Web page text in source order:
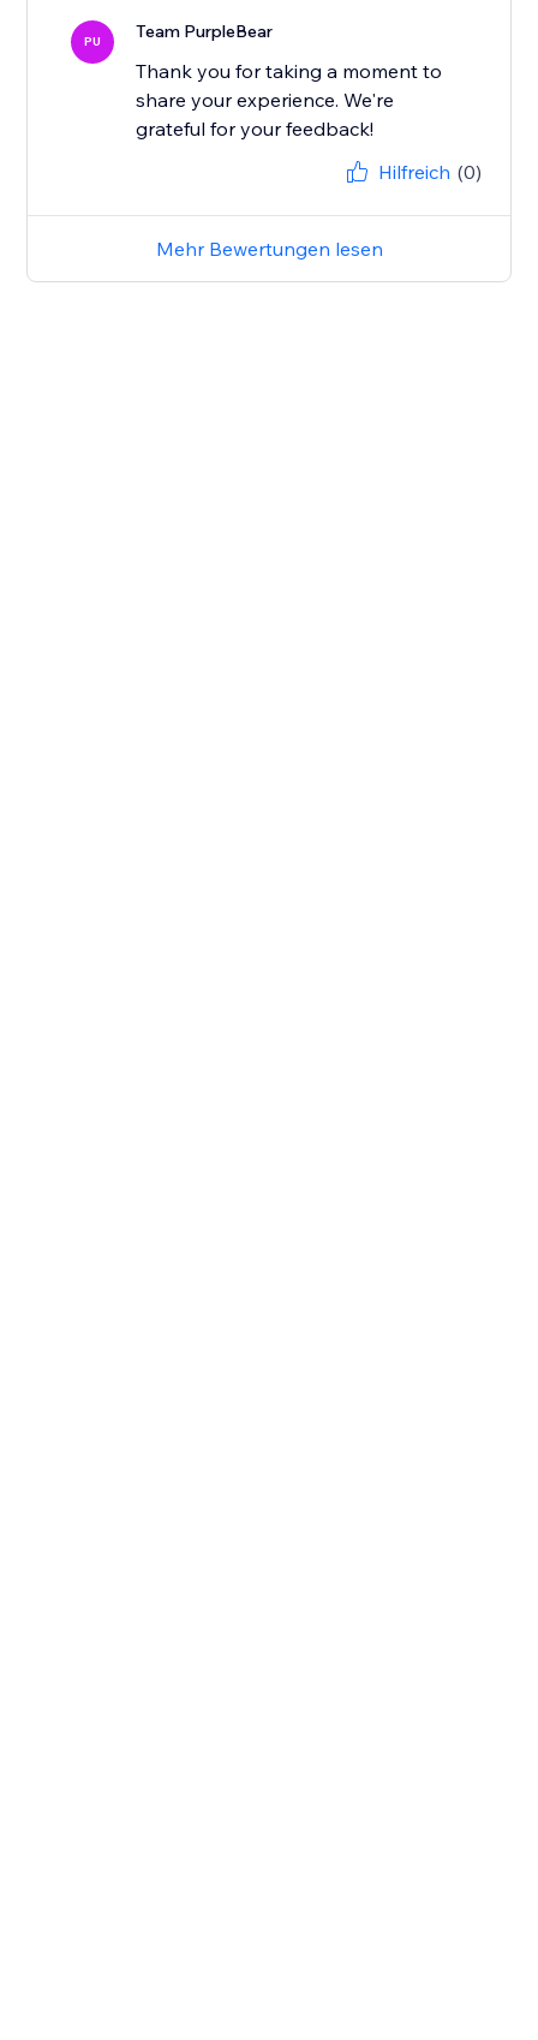
PU Team PurpleBear
Thank you for taking a moment to
share your experience. We're
grateful for your feedback!
Hilfreich (0)
Mehr Bewertungen lesen